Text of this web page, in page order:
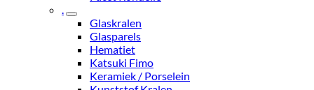
.
Glaskralen
Glasparels
Hematiet
Katsuki Fimo
Keramiek / Porselein